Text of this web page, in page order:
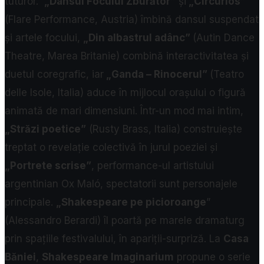
(Flare Performance, Austria) îmbină dansul suspendat
și artele focului, „Din albastrul adânc” (Autin Dance
Theatre, Marea Britanie) combină interactivitatea și
duetul coregrafic, iar „Ganda – Rinocerul” (Teatro
delle Isole, Italia) aduce în mijlocul orașului o figură
animată de mari dimensiuni. Într-un mod mai intim,
„Străzi poetice” (Rusty Brass, Italia) construiește
treptat o revelație colectivă în jurul poeziei și
„Portrete scrise”, performance-ul artistului
argentinian Ox Maló, spectatorii sunt personajele
principale. „Shakespeare pe picioroange”
(Alessandro Berardi) îl poartă pe marele dramaturg
prin spațiile festivalului, în apariții-surpriză. La Casa
Băniei , Shakespeare Imaginarium propune o serie